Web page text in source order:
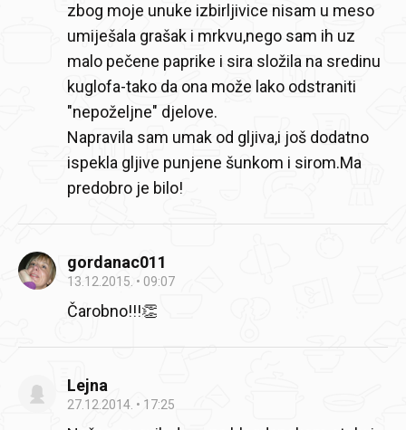
zbog moje unuke izbirljivice nisam u meso
umiješala grašak i mrkvu,nego sam ih uz
malo pečene paprike i sira složila na sredinu
kuglofa-tako da ona može lako odstraniti
"nepoželjne" djelove.
Napravila sam umak od gljiva,i još dodatno
ispekla gljive punjene šunkom i sirom.Ma
predobro je bilo!
gordanac011
13.12.2015. 09:07
Čarobno!!!👏
Lejna
27.12.2014. 17:25